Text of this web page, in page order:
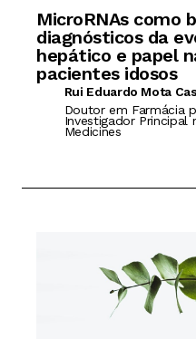
MicroRNAs como
diagnósticos da
hepático e papel
pacientes idosos
Rui Eduardo Mota
Doutor em Farmácia
Investigador Principal
Medicines